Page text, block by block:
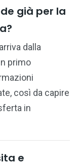
già per la
dalla
primo
così da capire
in
e